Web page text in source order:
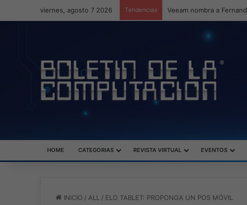
viernes, agosto 7 2026 Tendencias
HOME CATEGORIAS REVISTA VIRTUAL EVENTOS
INICIO / ALL / ELO TABLET: PROPONGA UN POS MÓVIL